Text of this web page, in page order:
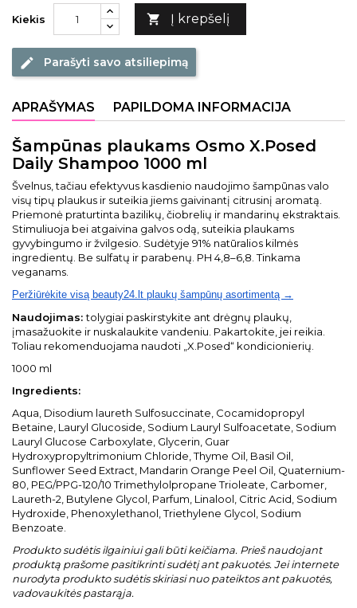
Kiekis  Į krepšelį
edit Parašyti savo atsiliepimą
APRAŠYMAS PAPILDOMA INFORMACIJA
Šampūnas plaukams Osmo X.Posed
Daily Shampoo 1000 ml
Švelnus, tačiau efektyvus kasdienio naudojimo šampūnas valo
visų tipų plaukus ir suteikia jiems gaivinantį citrusinį aromatą.
Priemonė praturtinta bazilikų, čiobrelių ir mandarinų ekstraktais.
Stimuliuoja bei atgaivina galvos odą, suteikia plaukams
gyvybingumo ir žvilgesio. Sudėtyje 91% natūralios kilmės
ingredientų. Be sulfatų ir parabenų. PH 4,8–6,8. Tinkama
veganams.
Peržiūrėkite visą beauty24.lt plaukų šampūnų asortimentą →
Naudojimas:tolygiai paskirstykite ant drėgnų plaukų,
įmasažuokite ir nuskalaukite vandeniu. Pakartokite, jei reikia.
Toliau rekomenduojama naudoti „X.Posed“ kondicionierių.
1000 ml
Ingredients:
Aqua, Disodium laureth Sulfosuccinate, Cocamidopropyl
Betaine, Lauryl Glucoside, Sodium Lauryl Sulfoacetate, Sodium
Lauryl Glucose Carboxylate, Glycerin, Guar
Hydroxypropyltrimonium Chloride, Thyme Oil, Basil Oil,
Sunflower Seed Extract, Mandarin Orange Peel Oil, Quaternium-
80, PEG/PPG-120/10 Trimethylolpropane Trioleate, Carbomer,
Laureth-2, Butylene Glycol, Parfum, Linalool, Citric Acid, Sodium
Hydroxide, Phenoxylethanol, Triethylene Glycol, Sodium
Benzoate.
Produkto sudėtis ilgainiui gali būti keičiama. Prieš naudojant
produktą prašome pasitikrinti sudėtį ant pakuotės. Jei internete
nurodyta produkto sudėtis skiriasi nuo pateiktos ant pakuotės,
vadovaukitės pastarąja.